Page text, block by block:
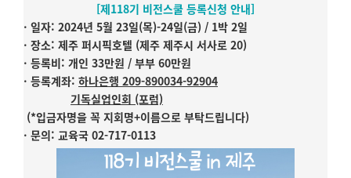
[제118기 비전스쿨 등록신청 안내]
· 일자: 2024년 5월 23일(목)-24일(금) / 1박 2일
· 장소: 제주 퍼시픽호텔 (제주 제주시 서사로 20)
· 등록비: 개인 33만원 / 부부 60만원
· 등록계좌: 하나은행 209-890034-92904
기독실업인회 (포럼)
(*입금자명을 꼭 지회명+이름으로 부탁드립니다)
· 문의: 교육국 02-717-0113